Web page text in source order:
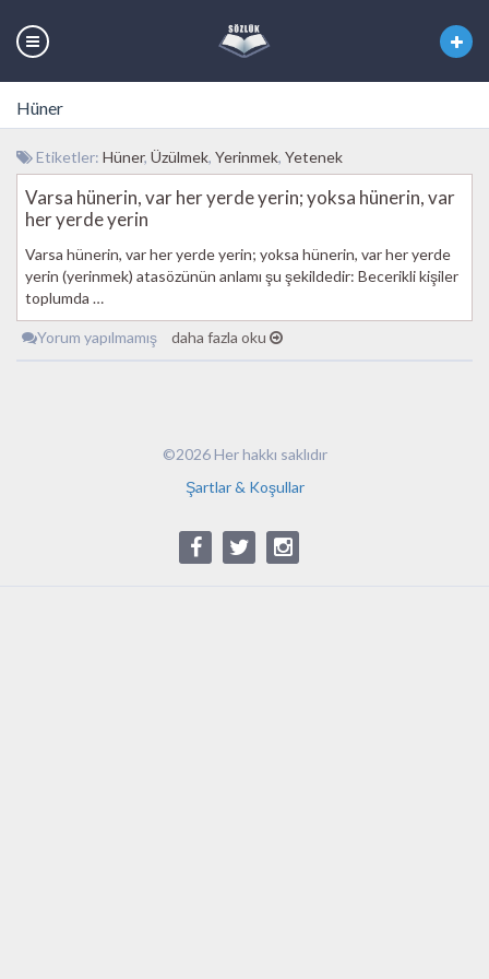
Hüner
Etiketler: Hüner, Üzülmek, Yerinmek, Yetenek
Varsa hünerin, var her yerde yerin; yoksa hünerin, var
her yerde yerin
Varsa hünerin, var her yerde yerin; yoksa hünerin, var her yerde
yerin (yerinmek) atasözünün anlamı şu şekildedir: Becerikli kişiler
toplumda …
Yorum yapılmamış daha fazla oku
©2026 Her hakkı saklıdır
Şartlar & Koşullar